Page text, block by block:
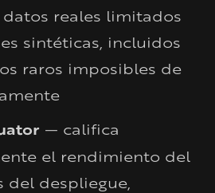
reales limitados
sintéticas, incluidos
raros imposibles de
— califica
el rendimiento del
del despliegue,